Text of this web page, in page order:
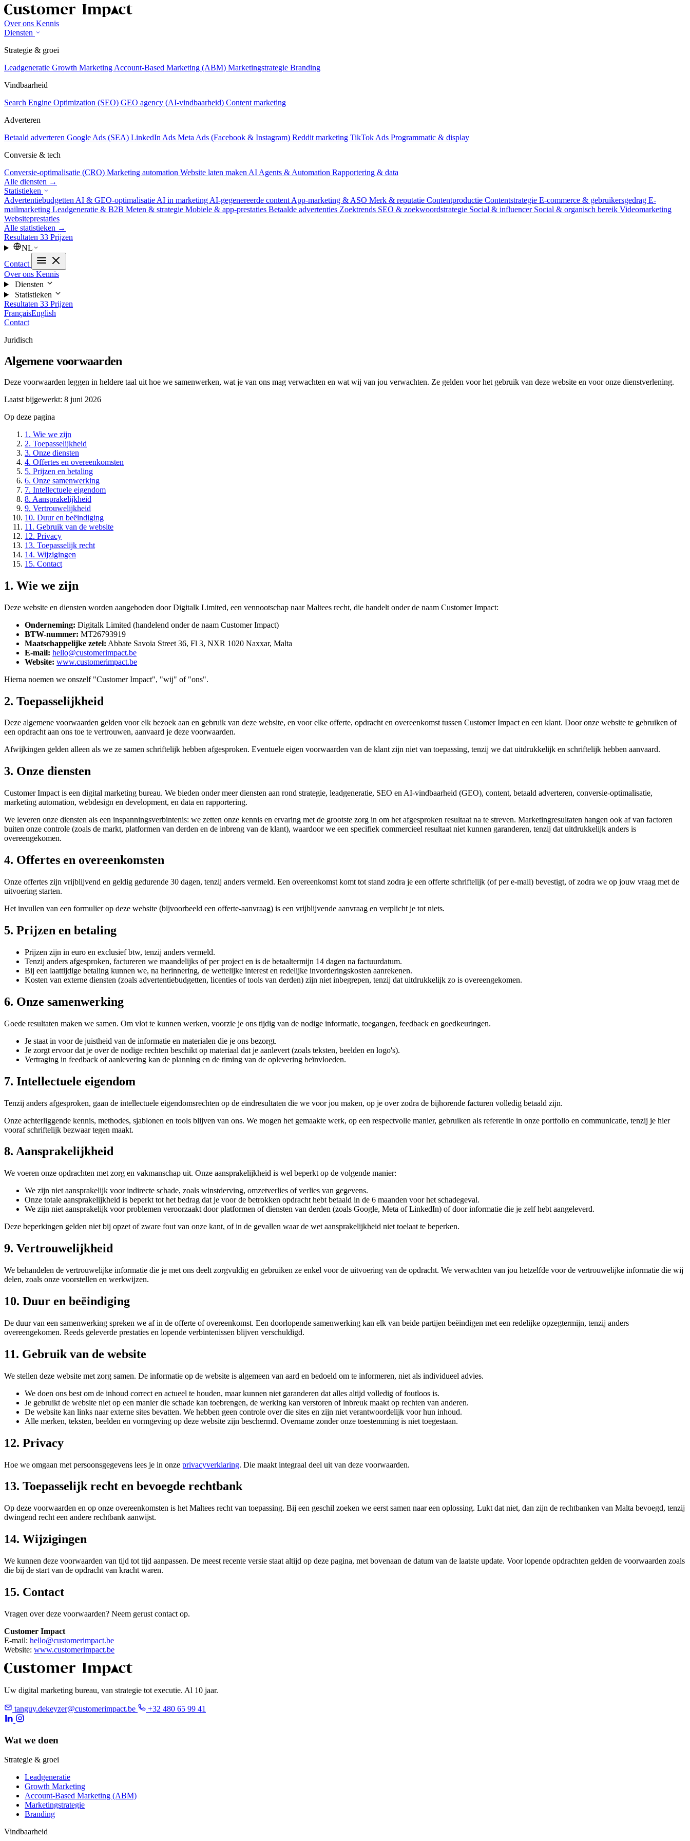
Over ons Kennis
Diensten
Strategie & groei
Leadgeneratie Growth Marketing Account-Based Marketing (ABM) Marketingstrategie Branding
Vindbaarheid
Search Engine Optimization (SEO) GEO agency (AI-vindbaarheid) Content marketing
Adverteren
Betaald adverteren Google Ads (SEA) LinkedIn Ads Meta Ads (Facebook & Instagram) Reddit marketing TikTok Ads Programmatic & display
Conversie & tech
Conversie-optimalisatie (CRO) Marketing automation Website laten maken AI Agents & Automation Rapportering & data
Alle diensten →
Statistieken
Advertentiebudgetten AI & GEO-optimalisatie AI in marketing AI-gegenereerde content App-marketing & ASO Merk & reputatie Contentproductie Contentstrategie E-commerce & gebruikersgedrag E-
mailmarketing Leadgeneratie & B2B Meten & strategie Mobiele & app-prestaties Betaalde advertenties Zoektrends SEO & zoekwoordstrategie Social & influencer Social & organisch bereik Videomarketing
Websiteprestaties
Alle statistieken →
Resultaten 33 Prijzen
NL
Contact
Over ons Kennis
Diensten
Statistieken
Resultaten 33 Prijzen
FrançaisEnglish
Contact
Juridisch
Algemene voorwaarden
Deze voorwaarden leggen in heldere taal uit hoe we samenwerken, wat je van ons mag verwachten en wat wij van jou verwachten. Ze gelden voor het gebruik van deze website en voor onze dienstverlening.
Laatst bijgewerkt: 8 juni 2026
Op deze pagina
1. Wie we zijn
2. Toepasselijkheid
3. Onze diensten
4. Offertes en overeenkomsten
5. Prijzen en betaling
6. Onze samenwerking
7. Intellectuele eigendom
8. Aansprakelijkheid
9. Vertrouwelijkheid
10. Duur en beëindiging
11. Gebruik van de website
12. Privacy
13. Toepasselijk recht
14. Wijzigingen
15. Contact
1. Wie we zijn
Deze website en diensten worden aangeboden door Digitalk Limited, een vennootschap naar Maltees recht, die handelt onder de naam Customer Impact:
Onderneming: Digitalk Limited (handelend onder de naam Customer Impact)
BTW-nummer: MT26793919
Maatschappelijke zetel: Abbate Savoia Street 36, Fl 3, NXR 1020 Naxxar, Malta
E-mail: hello@customerimpact.be
Website: www.customerimpact.be
Hierna noemen we onszelf "Customer Impact", "wij" of "ons".
2. Toepasselijkheid
Deze algemene voorwaarden gelden voor elk bezoek aan en gebruik van deze website, en voor elke offerte, opdracht en overeenkomst tussen Customer Impact en een klant. Door onze website te gebruiken of
een opdracht aan ons toe te vertrouwen, aanvaard je deze voorwaarden.
Afwijkingen gelden alleen als we ze samen schriftelijk hebben afgesproken. Eventuele eigen voorwaarden van de klant zijn niet van toepassing, tenzij we dat uitdrukkelijk en schriftelijk hebben aanvaard.
3. Onze diensten
Customer Impact is een digital marketing bureau. We bieden onder meer diensten aan rond strategie, leadgeneratie, SEO en AI-vindbaarheid (GEO), content, betaald adverteren, conversie-optimalisatie,
marketing automation, webdesign en development, en data en rapportering.
We leveren onze diensten als een inspanningsverbintenis: we zetten onze kennis en ervaring met de grootste zorg in om het afgesproken resultaat na te streven. Marketingresultaten hangen ook af van factoren
buiten onze controle (zoals de markt, platformen van derden en de inbreng van de klant), waardoor we een specifiek commercieel resultaat niet kunnen garanderen, tenzij dat uitdrukkelijk anders is
overeengekomen.
4. Offertes en overeenkomsten
Onze offertes zijn vrijblijvend en geldig gedurende 30 dagen, tenzij anders vermeld. Een overeenkomst komt tot stand zodra je een offerte schriftelijk (of per e-mail) bevestigt, of zodra we op jouw vraag met de
uitvoering starten.
Het invullen van een formulier op deze website (bijvoorbeeld een offerte-aanvraag) is een vrijblijvende aanvraag en verplicht je tot niets.
5. Prijzen en betaling
Prijzen zijn in euro en exclusief btw, tenzij anders vermeld.
Tenzij anders afgesproken, factureren we maandelijks of per project en is de betaaltermijn 14 dagen na factuurdatum.
Bij een laattijdige betaling kunnen we, na herinnering, de wettelijke interest en redelijke invorderingskosten aanrekenen.
Kosten van externe diensten (zoals advertentiebudgetten, licenties of tools van derden) zijn niet inbegrepen, tenzij dat uitdrukkelijk zo is overeengekomen.
6. Onze samenwerking
Goede resultaten maken we samen. Om vlot te kunnen werken, voorzie je ons tijdig van de nodige informatie, toegangen, feedback en goedkeuringen.
Je staat in voor de juistheid van de informatie en materialen die je ons bezorgt.
Je zorgt ervoor dat je over de nodige rechten beschikt op materiaal dat je aanlevert (zoals teksten, beelden en logo's).
Vertraging in feedback of aanlevering kan de planning en de timing van de oplevering beïnvloeden.
7. Intellectuele eigendom
Tenzij anders afgesproken, gaan de intellectuele eigendomsrechten op de eindresultaten die we voor jou maken, op je over zodra de bijhorende facturen volledig betaald zijn.
Onze achterliggende kennis, methodes, sjablonen en tools blijven van ons. We mogen het gemaakte werk, op een respectvolle manier, gebruiken als referentie in onze portfolio en communicatie, tenzij je hier
vooraf schriftelijk bezwaar tegen maakt.
8. Aansprakelijkheid
We voeren onze opdrachten met zorg en vakmanschap uit. Onze aansprakelijkheid is wel beperkt op de volgende manier:
We zijn niet aansprakelijk voor indirecte schade, zoals winstderving, omzetverlies of verlies van gegevens.
Onze totale aansprakelijkheid is beperkt tot het bedrag dat je voor de betrokken opdracht hebt betaald in de 6 maanden voor het schadegeval.
We zijn niet aansprakelijk voor problemen veroorzaakt door platformen of diensten van derden (zoals Google, Meta of LinkedIn) of door informatie die je zelf hebt aangeleverd.
Deze beperkingen gelden niet bij opzet of zware fout van onze kant, of in de gevallen waar de wet aansprakelijkheid niet toelaat te beperken.
9. Vertrouwelijkheid
We behandelen de vertrouwelijke informatie die je met ons deelt zorgvuldig en gebruiken ze enkel voor de uitvoering van de opdracht. We verwachten van jou hetzelfde voor de vertrouwelijke informatie die wij
delen, zoals onze voorstellen en werkwijzen.
10. Duur en beëindiging
De duur van een samenwerking spreken we af in de offerte of overeenkomst. Een doorlopende samenwerking kan elk van beide partijen beëindigen met een redelijke opzegtermijn, tenzij anders
overeengekomen. Reeds geleverde prestaties en lopende verbintenissen blijven verschuldigd.
11. Gebruik van de website
We stellen deze website met zorg samen. De informatie op de website is algemeen van aard en bedoeld om te informeren, niet als individueel advies.
We doen ons best om de inhoud correct en actueel te houden, maar kunnen niet garanderen dat alles altijd volledig of foutloos is.
Je gebruikt de website niet op een manier die schade kan toebrengen, de werking kan verstoren of inbreuk maakt op rechten van anderen.
De website kan links naar externe sites bevatten. We hebben geen controle over die sites en zijn niet verantwoordelijk voor hun inhoud.
Alle merken, teksten, beelden en vormgeving op deze website zijn beschermd. Overname zonder onze toestemming is niet toegestaan.
12. Privacy
Hoe we omgaan met persoonsgegevens lees je in onze privacyverklaring. Die maakt integraal deel uit van deze voorwaarden.
13. Toepasselijk recht en bevoegde rechtbank
Op deze voorwaarden en op onze overeenkomsten is het Maltees recht van toepassing. Bij een geschil zoeken we eerst samen naar een oplossing. Lukt dat niet, dan zijn de rechtbanken van Malta bevoegd, tenzij
dwingend recht een andere rechtbank aanwijst.
14. Wijzigingen
We kunnen deze voorwaarden van tijd tot tijd aanpassen. De meest recente versie staat altijd op deze pagina, met bovenaan de datum van de laatste update. Voor lopende opdrachten gelden de voorwaarden zoals
die bij de start van de opdracht van kracht waren.
15. Contact
Vragen over deze voorwaarden? Neem gerust contact op.
Customer Impact
E-mail: hello@customerimpact.be
Website: www.customerimpact.be
Uw digital marketing bureau, van strategie tot executie. Al 10 jaar.
tanguy.dekeyzer@customerimpact.be +32 480 65 99 41
Wat we doen
Strategie & groei
Leadgeneratie
Growth Marketing
Account-Based Marketing (ABM)
Marketingstrategie
Branding
Vindbaarheid